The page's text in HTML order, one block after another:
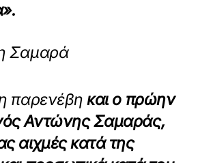
Σαμαρά
παρενέβηκαι ο πρώην
Αντώνης Σαμαράς,
αιχμές κατά της